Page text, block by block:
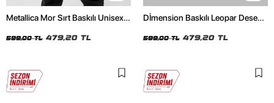
Metallica Mor Sırt Baskılı Unisex
599,00 TL 479,20 TL
Dİmension Baskılı Leopar Desenli
Tshirt
599,00 TL 479,20 TL